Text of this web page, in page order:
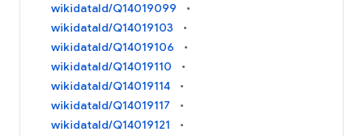
wikidataId/Q14019099
wikidataId/Q14019103
wikidataId/Q14019106
wikidataId/Q14019110
wikidataId/Q14019114
wikidataId/Q14019117
wikidataId/Q14019121